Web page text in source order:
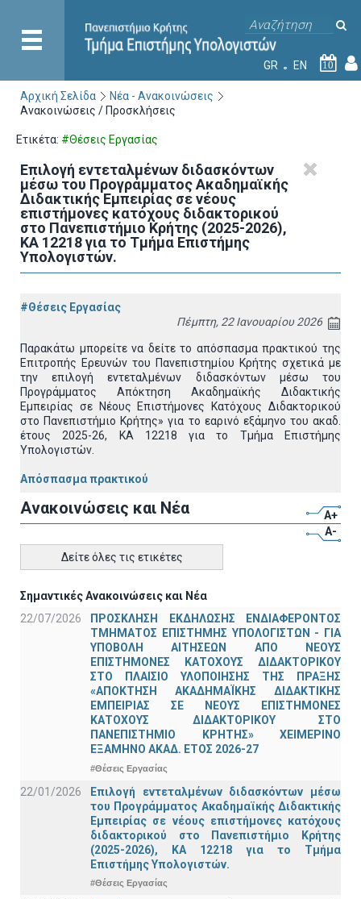
GR EN 10
Αρχική Σελίδα
Νέα - Ανακοινώσεις
Ανακοινώσεις / Προσκλήσεις
Ετικέτα: #Θέσεις Εργασίας
Επιλογή εντεταλμένων διδασκόντων
μέσω του Προγράμματος Ακαδημαϊκής
Διδακτικής Εμπειρίας σε νέους
επιστήμονες κατόχους διδακτορικού
στο Πανεπιστήμιο Κρήτης (2025-2026),
ΚΑ 12218 για το Τμήμα Επιστήμης
Υπολογιστών.
#Θέσεις Εργασίας
Πέμπτη, 22 Ιανουαρίου 2026
Παρακάτω μπορείτε να δείτε το απόσπασμα πρακτικού της
Επιτροπής Ερευνών του Πανεπιστημίου Κρήτης σχετικά με
την επιλογή εντεταλμένων διδασκόντων μέσω του
Προγράμματος Απόκτηση Ακαδημαϊκής Διδακτικής
Εμπειρίας σε Νέους Επιστήμονες Κατόχους Διδακτορικού
στο Πανεπιστήμιο Κρήτης» για το εαρινό εξάμηνο του ακαδ.
έτους 2025-26, ΚΑ 12218 για το Τμήμα Επιστήμης
Υπολογιστών.
Απόσπασμα πρακτικού
Ανακοινώσεις και Νέα
A+
A-
Δείτε όλες τις ετικέτες
Σημαντικές Ανακοινώσεις και Νέα
22/07/2026
ΠΡΟΣΚΛΗΣΗ ΕΚΔΗΛΩΣΗΣ ΕΝΔΙΑΦΕΡΟΝΤΟΣ
ΤΜΗΜΑΤΟΣ ΕΠΙΣΤΗΜΗΣ ΥΠΟΛΟΓΙΣΤΩΝ - ΓΙΑ
ΥΠΟΒΟΛΗ ΑΙΤΗΣΕΩΝ ΑΠΟ ΝΕΟΥΣ
ΕΠΙΣΤΗΜΟΝΕΣ ΚΑΤΟΧΟΥΣ ΔΙΔΑΚΤΟΡΙΚΟΥ
ΣΤΟ ΠΛΑΙΣΙΟ ΥΛΟΠΟΙΗΣΗΣ ΤΗΣ ΠΡΑΞΗΣ
«ΑΠΟΚΤΗΣΗ ΑΚΑΔΗΜΑΪΚΗΣ ΔΙΔΑΚΤΙΚΗΣ
ΕΜΠΕΙΡΙΑΣ ΣΕ ΝΕΟΥΣ ΕΠΙΣΤΗΜΟΝΕΣ
ΚΑΤΟΧΟΥΣ ΔΙΔΑΚΤΟΡΙΚΟΥ ΣΤΟ
ΠΑΝΕΠΙΣΤΗΜΙΟ ΚΡΗΤΗΣ» ΧΕΙΜΕΡΙΝΟ
ΕΞΑΜΗΝΟ ΑΚΑΔ. ΕΤΟΣ 2026-27
#Θέσεις Εργασίας
22/01/2026
Επιλογή εντεταλμένων διδασκόντων μέσω
του Προγράμματος Ακαδημαϊκής Διδακτικής
Εμπειρίας σε νέους επιστήμονες κατόχους
διδακτορικού στο Πανεπιστήμιο Κρήτης
(2025-2026), ΚΑ 12218 για το Τμήμα
Επιστήμης Υπολογιστών.
#Θέσεις Εργασίας